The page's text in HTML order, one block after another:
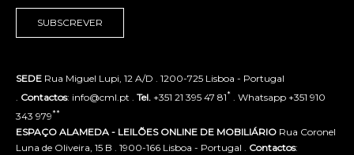
SUBSCREVER
SEDE Rua Miguel Lupi, 12 A/D . 1200-725 Lisboa - Portugal
Contactos: info@cml.pt . Tel. +351 21 395 47 81* . Whatsapp +351 910
343 979**
ESPAÇO ALAMEDA - LEILÕES ONLINE DE MOBILIÁRIO Rua Coronel
Luna de Oliveira, 15 B . 1900-166 Lisboa - Portugal . Contactos: